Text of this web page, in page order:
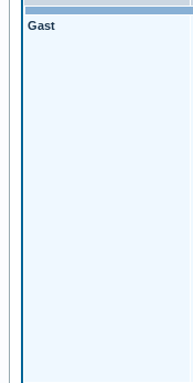
Gast